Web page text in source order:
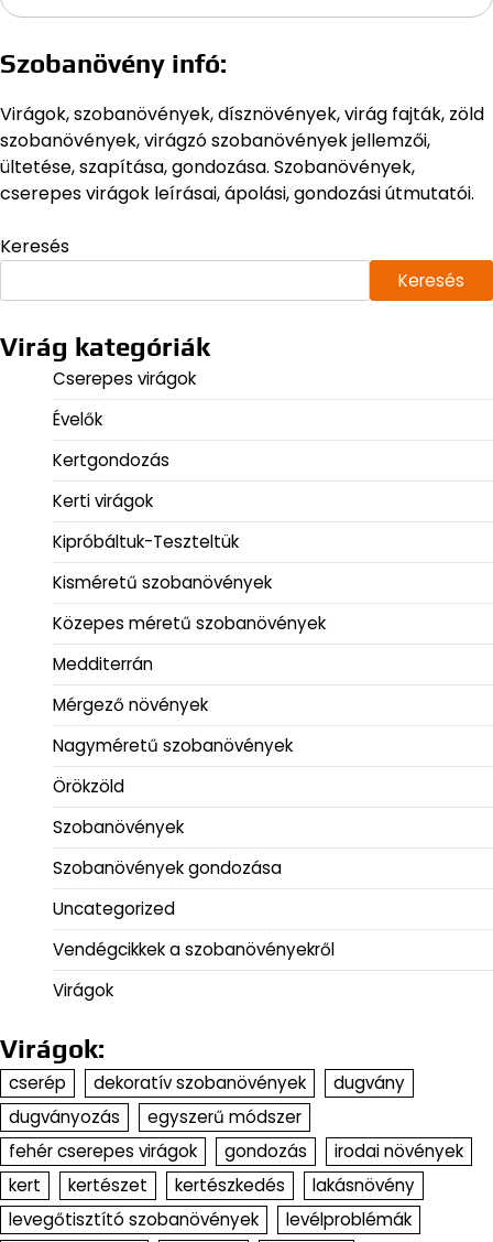
Szobanövény infó:
Virágok, szobanövények, dísznövények, virág fajták, zöld
szobanövények, virágzó szobanövények jellemzői,
ültetése, szapítása, gondozása. Szobanövények,
cserepes virágok leírásai, ápolási, gondozási útmutatói.
Keresés
Keresés
Virág kategóriák
Cserepes virágok
Évelők
Kertgondozás
Kerti virágok
Kipróbáltuk-Teszteltük
Kisméretű szobanövények
Közepes méretű szobanövények
Medditerrán
Mérgező növények
Nagyméretű szobanövények
Örökzöld
Szobanövények
Szobanövények gondozása
Uncategorized
Vendégcikkek a szobanövényekről
Virágok
Virágok:
cserép dekoratív szobanövények
dugvány
dugványozás
egyszerű módszer
fehér cserepes virágok
gondozás
irodai növények
kert
kertészet kertészkedés
lakásnövény
levegőtisztító szobanövények
levélproblémák